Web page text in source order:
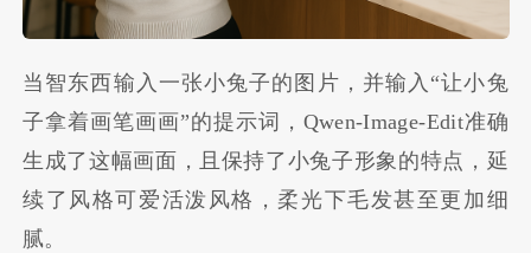
当智东西输入一张小兔子的图片，并输入“让小兔
子拿着画笔画画”的提示词，Qwen-Image-Edit准确
生成了这幅画面，且保持了小兔子形象的特点，延
续了风格可爱活泼风格，柔光下毛发甚至更加细
腻。